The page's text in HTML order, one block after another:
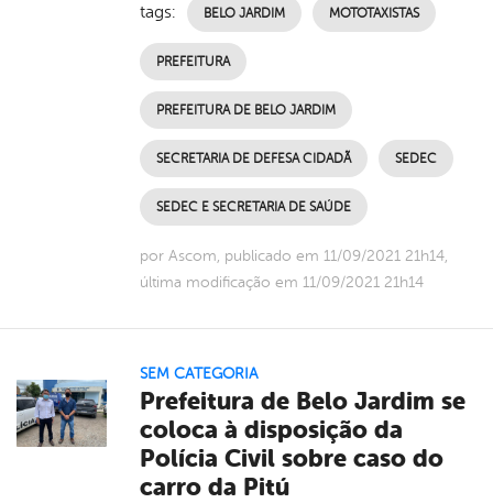
tags: BELO JARDIM MOTOTAXISTAS
PREFEITURA
PREFEITURA DE BELO JARDIM
SECRETARIA DE DEFESA CIDADÃ SEDEC
SEDEC E SECRETARIA DE SAÚDE
por Ascom, publicado em 11/09/2021 21h14,
última modificação em 11/09/2021 21h14
SEM CATEGORIA
Prefeitura de Belo Jardim se
coloca à disposição da
Polícia Civil sobre caso do
carro da Pitú